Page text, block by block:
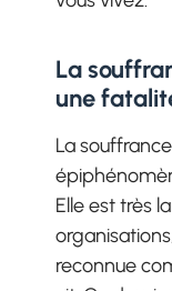
La
une
La
Elle est très
reconnue